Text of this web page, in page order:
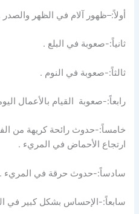
أولاً:–ظهور آلام في الظهر والصدر
ثانياً:-صعوبة في البلع .
ثالثاً:-صعوبة في النوم .
رابعاً:-صعوبة القيام بالأعمال
خامساً:-حدوث رائحة كريهة من
ارتجاع الأحماض في المريء .
سادساً:-حدوث حرقة في المريء .
سابعاً:-الإحساس بشكل كبير في